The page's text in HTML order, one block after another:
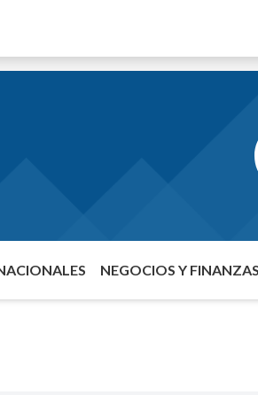
NEGOCIOS Y FINANZAS